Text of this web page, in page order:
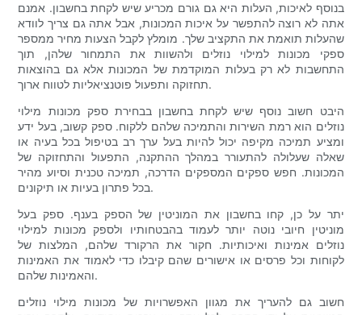
בנוסף לאיכות, העלות היא גם גורם מכריע שיש לקחת בחשבון. אמנם
אתה לא רוצה להתפשר על איכות המכונות, אבל אתה גם צריך לוודא
שהעלות תואמת את התקציב שלך. מומלץ לקבל הצעות מחיר ממספר
ספקי מכונות למילוי נוזלים ולהשוות את התמחור שלהן, תוך
התחשבות לא רק בעלות המוקדמת של המכונות אלא גם בהוצאות
תחזוקה ותפעול פוטנציאליות לטווח ארוך.
היבט חשוב נוסף שיש לקחת בחשבון בבחירת ספק מכונות מילוי
נוזלים הוא רמת השירות והתמיכה שלהם ללקוח. ספק קשוב, בעל ידע
ומציע תמיכה מקיפה יכול להיות בעל ערך רב בטיפול בכל בעיה או
שאלה שעלולה להתעורר במהלך ההתקנה, התפעול והתחזוקה של
המכונות. חפש ספקים המספקים הדרכה, תמיכה טכנית וסיוע מהיר
בכל פתרון בעיות או תיקונים.
יתר על כן, קחו בחשבון את המוניטין של הספק בענף. ספק בעל
מוניטין חיובי נוטה יותר לעמוד בהבטחותיו ולספק מכונות למילוי
נוזלים אמינות ואיכותיות. חקור את הרקורד שלהם, המלצות של
לקוחות וכל פרסים או אישורים שהם קיבלו כדי לאמוד את האמינות
והאמינות שלהם.
חשוב גם להעריך את מגוון האפשרויות של מכונות מילוי נוזלים